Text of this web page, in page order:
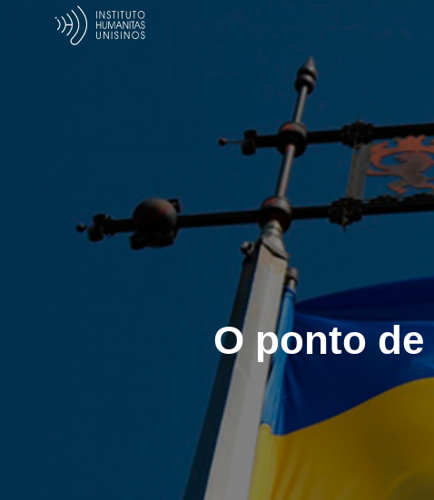
O ponto